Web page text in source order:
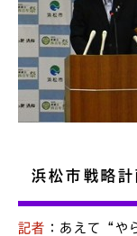
浜松市戦略
記者 ：あえて“や